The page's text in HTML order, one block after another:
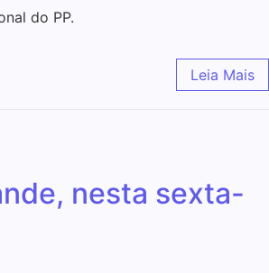
do PP.
Leia Mais
nesta sexta-